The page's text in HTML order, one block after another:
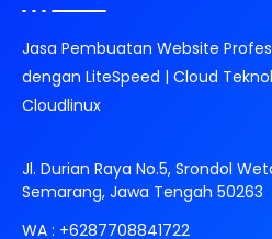
Jasa Pembuatan Website
dengan LiteSpeed | Cloud
Cloudlinux
Jl. Durian Raya No.5, Srondol
Semarang, Jawa Tengah 50263
WA : +6287708841722